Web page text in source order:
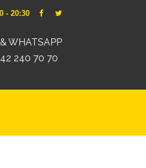
- 20:30
WHATSAPP
240 70 70